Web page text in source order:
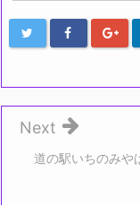
道の駅いちのみや
Next